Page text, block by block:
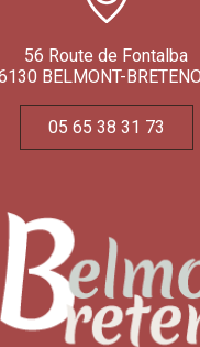
56 Route de Fontalba
BELMONT-
05 65 38 31 73